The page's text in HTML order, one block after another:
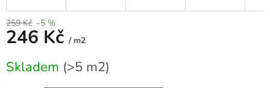
259 Kč –5 %
246 Kč / m2
cena:
Skladem (>5 m2)